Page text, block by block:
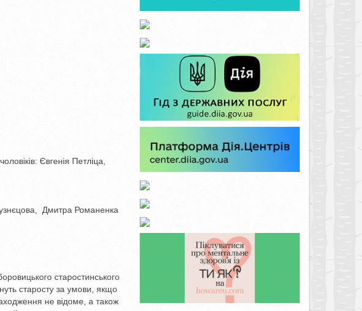
Євгенія Петліца,
Дмитра Романенка
старостинського
старосту за умови, якщо
не відоме, а також